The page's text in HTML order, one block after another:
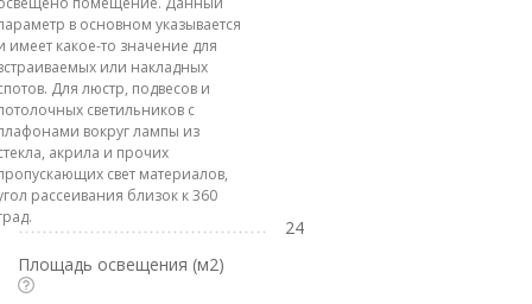
в основном указывается
имеет какое-то значение для
или накладных
Для люстр, подвесов и
светильников с
вокруг лампы из
акрила и прочих
свет материалов,
рассеивания близок к 360
24
Площадь освещения (м2)